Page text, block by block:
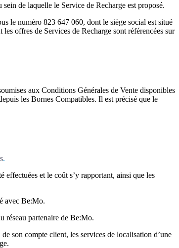
de laquelle le Service de Recharge est proposé.
le numéro 823 647 060, dont le siège social est situé
offres de Services de Recharge sont référencées sur
aux Conditions Générales de Vente disponibles
les Bornes Compatibles. Il est précisé que le
.
effectuées et le coût s’y rapportant, ainsi que les
avec Be:Mo.
réseau partenaire de Be:Mo.
son compte client, les services de localisation d’une